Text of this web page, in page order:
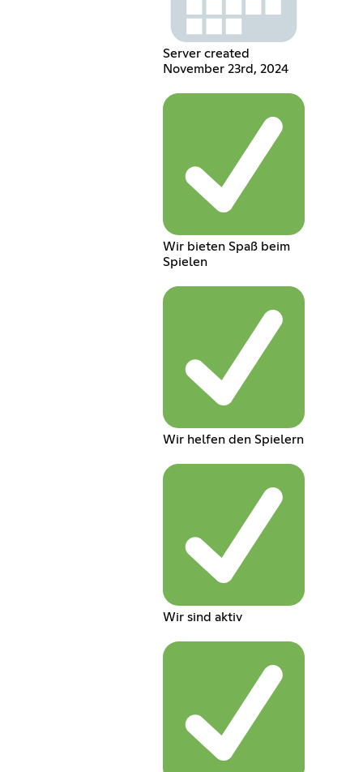
Server created
November 23rd, 2024
Wir bieten Spaß beim
Spielen
Wir helfen den Spielern
Wir sind aktiv